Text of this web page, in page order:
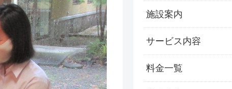
施設案内
サービス内容
料金一覧